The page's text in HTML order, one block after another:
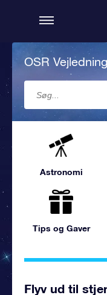
OSR Vejledning
Astronomi
Tips og Gaver
Flyv ud til